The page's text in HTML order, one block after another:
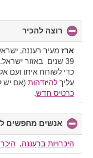
רוצה להכיר
to
ארז
39 שנים באזור ישראל.
כדי לשוחח איתו ועם
עליךלהיזדהות (אם יש
כרטיס חדש.
אנשים מחפשים
היכרויות ברעננה,